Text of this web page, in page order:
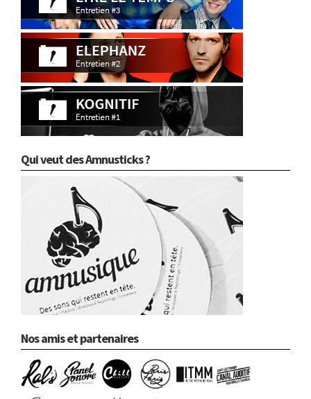
Qui veut des Amnusticks ?
Nos amis et partenaires